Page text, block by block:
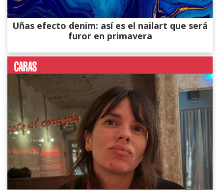
Uñas efecto denim: así es el nailart que será
furor en primavera